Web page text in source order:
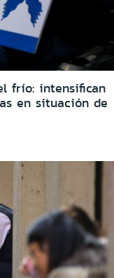
frío: intensifican
en situación de